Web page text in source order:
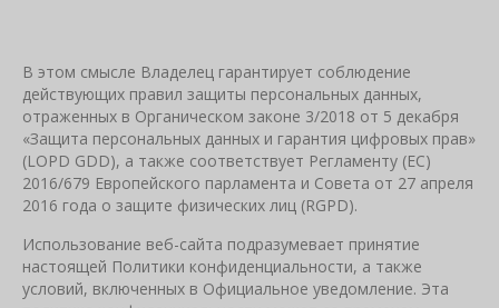
В этом смысле Владелец гарантирует соблюдение
действующих правил защиты персональных данных,
отраженных в Органическом законе 3/2018 от 5 декабря
«Защита персональных данных и гарантия цифровых прав»
(LOPD GDD), а также соответствует Регламенту (ЕС)
2016/679 Европейского парламента и Совета от 27 апреля
2016 года о защите физических лиц (RGPD).
Использование веб-сайта подразумевает принятие
настоящей Политики конфиденциальности, а также
условий, включенных в Официальное уведомление. Эта